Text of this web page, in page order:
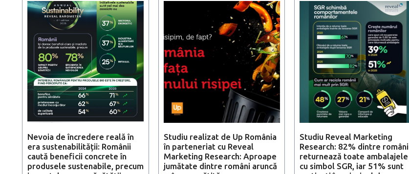
Nevoia de încredere reală în
era sustenabilității: Românii
caută beneficii concrete în
produsele sustenabile, precum
Studiu realizat de Up România
în parteneriat cu Reveal
Marketing Research: Aproape
jumătate dintre români aruncă
Studiu Reveal Marketing
Research: 82% dintre români
returnează toate ambalajele
cu simbol SGR, iar 51% sunt